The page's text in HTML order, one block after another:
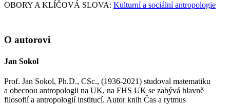
OBORY A KLÍČOVÁ SLOVA: Kulturní a sociální antropologie
O autorovi
Jan Sokol
Prof. Jan Sokol, Ph.D., CSc., (1936-2021) studoval matematiku
a obecnou antropologii na UK, na FHS UK se zabývá hlavně
filosofií a antropologií institucí. Autor knih Čas a rytmus